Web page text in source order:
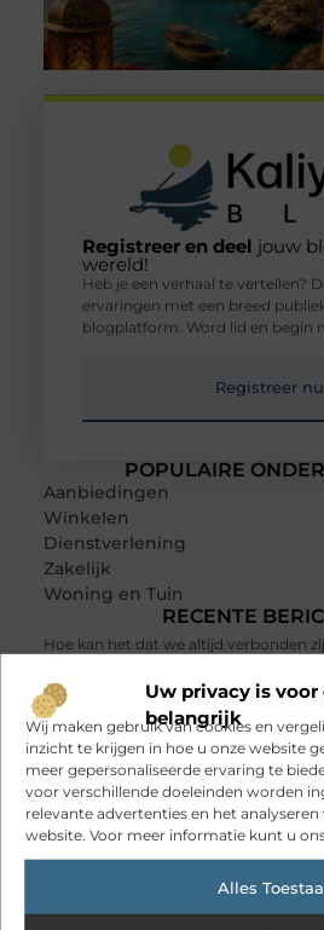
Uw privacy is voor
belangrijk
Wij maken gebruik van cookies en
inzicht te krijgen in hoe u onze website
meer gepersonaliseerde ervaring te
voor verschillende doeleinden worden
relevante advertenties en het
website. Voor meer informatie kunt u
Alles
POPULAIRE
Aanbiedingen
Winkelen
Dienstverlening
Zakelijk
Woning en Tuin
RECENTE
Hoe kan het dat we altijd verbonden
Sitcon: slimme
praktijk
Oman vakantie tips voor een
Een uitdagend avontuur in een
Veelgemaakte fouten bij het
Registreer en deel jouw
wereld!
Heb je een verhaal te vertellen?
ervaringen met een breed
blogplatform. Word lid en begin
Registreer